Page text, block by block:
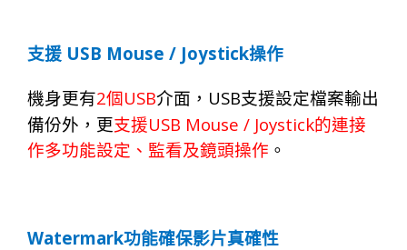
支援 USB Mouse / Joystick操作
機身更有2個USB介面， USB支援設定檔案輸出
備份外，更支援USB Mouse / Joystick的連接
作多功能設定、監看及鏡頭操作 。
Watermark功能確保影片真確性